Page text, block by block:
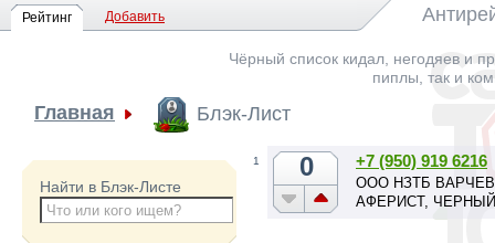
Рейтинг Добавить
Чёрный список кидал, негодяев и
пиплы, так и
Главная Блэк-Лист
Найти в Блэк-Листе
1 0 +7 (950) 919 6216
ООО НЗТБ
АФЕРИСТ,